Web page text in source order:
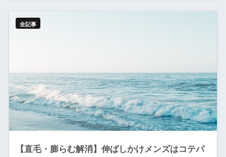
【直毛・膨らむ解消】伸ばしかけメンズはコテパ
全記事